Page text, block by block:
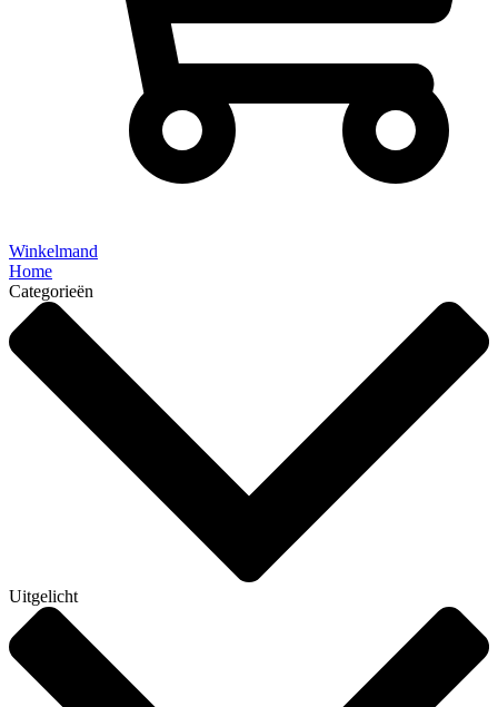
Winkelmand
Home
Categorieën
Uitgelicht